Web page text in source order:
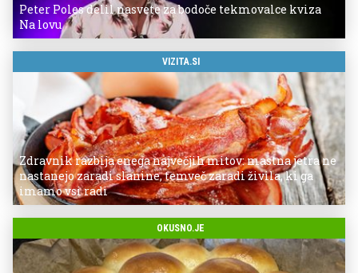
Peter Poles delil nasvete za bodoče tekmovalce kviza
Na lovu
VIZITA.SI
Zdravnik razbija enega največjih mitov: mastna jetra ne
nastanejo zaradi slanine, temveč zaradi živila, ki ga
imamo vsi radi
OKUSNO.JE